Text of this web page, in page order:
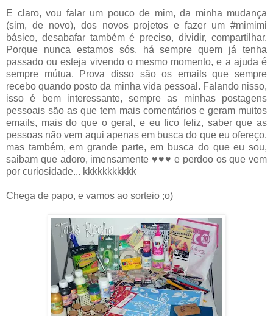
E claro, vou falar um pouco de mim, da minha mudança
(sim, de novo), dos novos projetos e fazer um #mimimi
básico, desabafar também é preciso, dividir, compartilhar.
Porque nunca estamos sós, há sempre quem já tenha
passado ou esteja vivendo o mesmo momento, e a ajuda é
sempre mútua. Prova disso são os emails que sempre
recebo quando posto da minha vida pessoal. Falando nisso,
isso é bem interessante, sempre as minhas postagens
pessoais são as que tem mais comentários e geram muitos
emails, mais do que o geral, e eu fico feliz, saber que as
pessoas não vem aqui apenas em busca do que eu ofereço,
mas também, em grande parte, em busca do que eu sou,
saibam que adoro, imensamente ♥♥♥ e perdoo os que vem
por curiosidade... kkkkkkkkkkk
Chega de papo, e vamos ao sorteio ;o)